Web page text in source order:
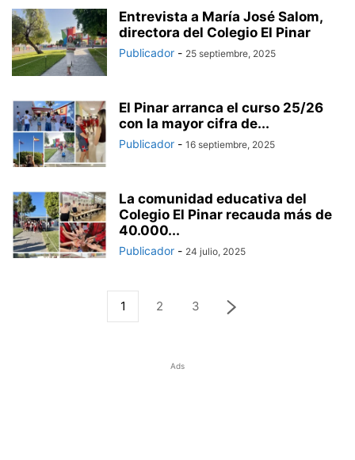
Entrevista a María José Salom,
directora del Colegio El Pinar
Publicador - 25 septiembre, 2025
El Pinar arranca el curso 25/26
con la mayor cifra de...
Publicador - 16 septiembre, 2025
La comunidad educativa del
Colegio El Pinar recauda más de
40.000...
Publicador - 24 julio, 2025
1 2 3
Ads